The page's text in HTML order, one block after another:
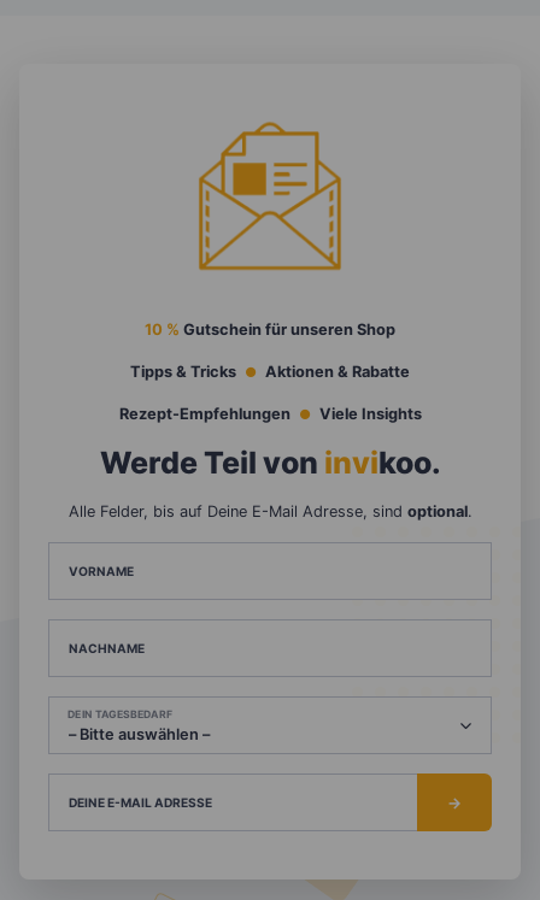
10 % Gutschein für unseren Shop
Tipps & Tricks Aktionen & Rabatte
Rezept-Empfehlungen Viele Insights
Werde Teil von invikoo.
Alle Felder, bis auf Deine E-Mail Adresse, sind optional.
VORNAME
NACHNAME
DEIN TAGESBEDARF
DEINE E-MAIL ADRESSE